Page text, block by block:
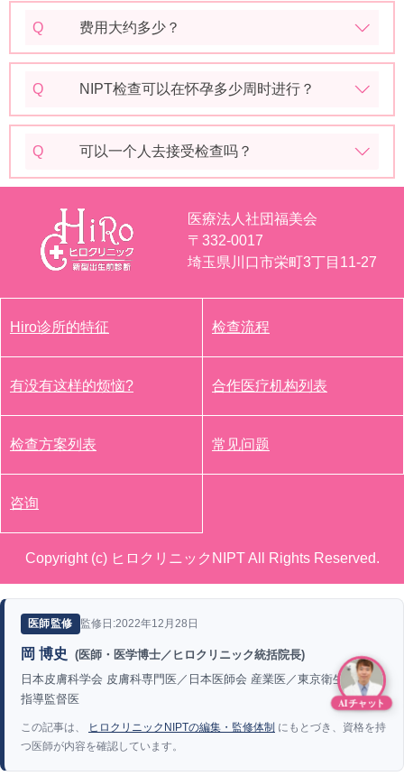
Q 费用大约多少？
Q NIPT检查可以在怀孕多少周时进行？
Q 可以一个人去接受检查吗？
医療法人社団福美会
〒332-0017
埼玉県川口市栄町3丁目11-27
Hiro诊所的特征 检查流程
有没有这样的烦恼? 合作医疗机构列表
检查方案列表 常见问题
咨询
Copyright (c) ヒロクリニックNIPT All Rights Reserved.
医師監修 監修日:2022年12月28日
岡 博史
(医師・医学博士／ヒロクリニック統括院長)
日本皮膚科学会 皮膚科専門医／日本医師会 産業医／東京衛生検査所
指導監督医
この記事は、 ヒロクリニックNIPTの編集・監修体制 にもとづき、資格を持
つ医師が内容を確認しています。
AIチャット